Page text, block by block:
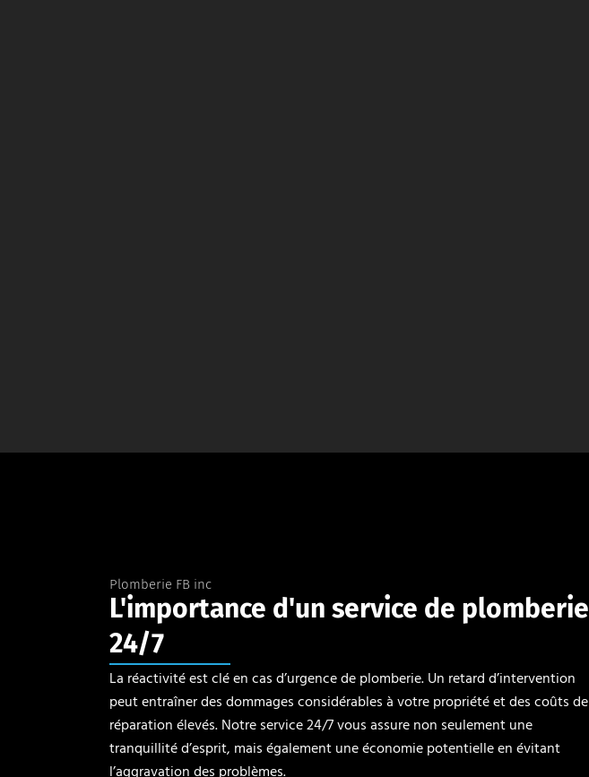
Plomberie FB inc
L'importance d'un service de plomberie
24/7
La réactivité est clé en cas d’urgence de plomberie. Un retard d’intervention
peut entraîner des dommages considérables à votre propriété et des coûts de
réparation élevés. Notre service 24/7 vous assure non seulement une
tranquillité d’esprit, mais également une économie potentielle en évitant
l’aggravation des problèmes.